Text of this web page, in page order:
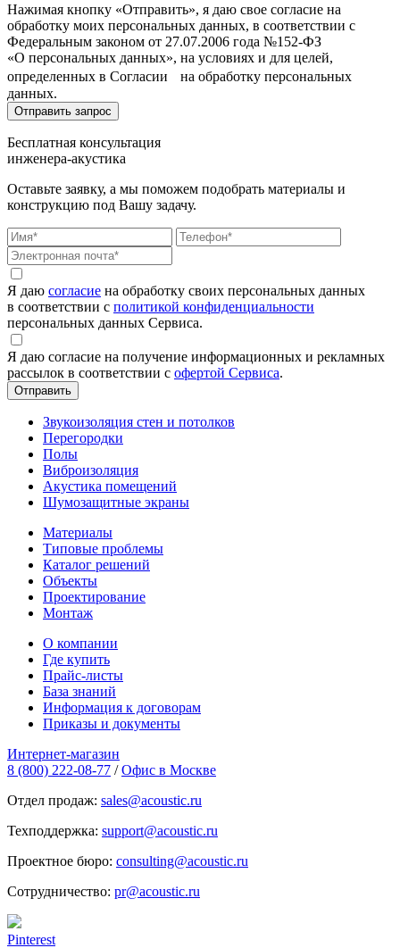
Нажимая кнопку «Отправить», я даю свое согласие на
обработку моих персональных данных, в соответствии с
Федеральным законом от 27.07.2006 года №152-ФЗ
«О персональных данных», на условиях и для целей,
определенных в Согласии на обработку персональных
данных.
Бесплатная консультация
инженера-акустика
Оставьте заявку, а мы поможем подобрать материалы и
конструкцию под Вашу задачу.
Я даю согласие на обработку своих персональных данных
в соответствии с политикой конфиденциальности
персональных данных Сервиса.
Я даю согласие на получение информационных и рекламных
рассылок в соответствии с офертой Сервиса.
Звукоизоляция стен и потолков
Перегородки
Полы
Виброизоляция
Акустика помещений
Шумозащитные экраны
Материалы
Типовые проблемы
Каталог решений
Объекты
Проектирование
Монтаж
О компании
Где купить
Прайс-листы
База знаний
Информация к договорам
Приказы и документы
Интернет-магазин
8 (800) 222-08-77 / Офис в Москве
Отдел продаж: sales@acoustic.ru
Техподдержка: support@acoustic.ru
Проектное бюро: consulting@acoustic.ru
Сотрудничество: pr@acoustic.ru
Pinterest